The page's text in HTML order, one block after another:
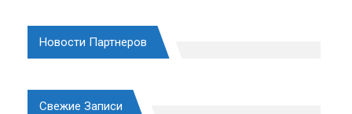
Новости Партнеров
Свежие Записи